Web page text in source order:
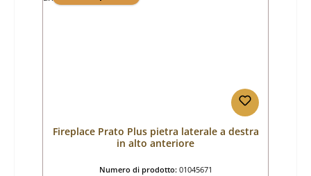
Fireplace Prato Plus pietra laterale a destra
in alto anteriore
Numero di prodotto: 01045671